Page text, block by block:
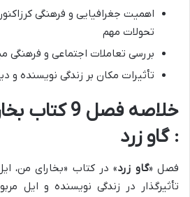
اهمیت جغرافیایی و فرهنگی
تحولات مهم
بررسی تعاملات اجتماعی و فرهنگی
تأثیرات مکان بر زندگی نویسنده و
خلاصه فصل 9
: گاو زرد
فصل «گاو زرد» در کتاب «بخارای من،
تأثیرگذار در زندگی نویسنده و ایل